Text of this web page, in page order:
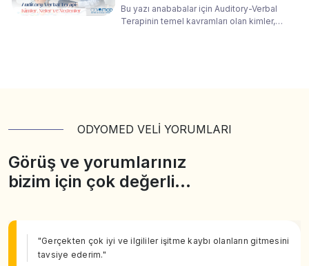
Bu yazı anababalar için Auditory-Verbal
Terapinin temel kavramları olan kimler,
ODYOMED VELİ YORUMLARI
Görüş ve yorumlarınız
bizim için çok değerli…
"Gerçekten çok iyi ve ilgililer işitme kaybı olanların gitmesini
tavsiye ederim."